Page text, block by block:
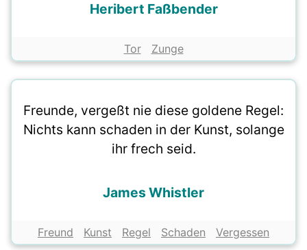
Heribert Faßbender
Tor Zunge
Freunde, vergeßt nie diese goldene Regel:
Nichts kann schaden in der Kunst, solange
ihr frech seid.
James Whistler
Freund Kunst Regel Schaden Vergessen